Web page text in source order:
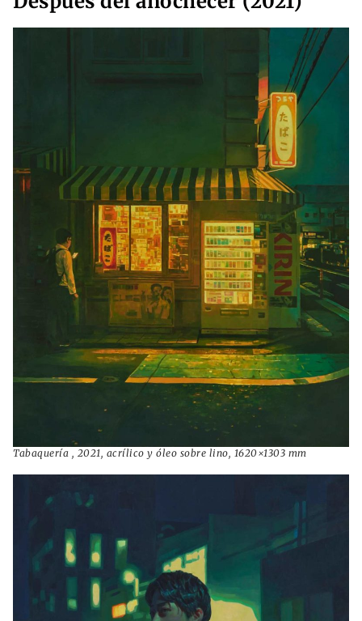
Tabaquería , 2021, acrílico y óleo sobre lino, 1620×1303 mm